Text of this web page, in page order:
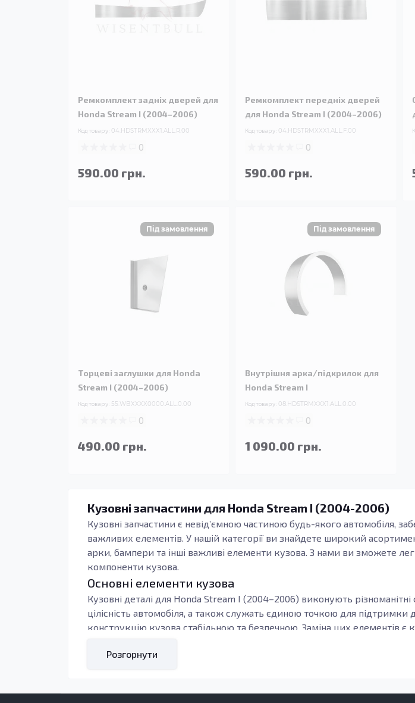
Ремкомплект задніх дверей для
Honda Stream I (2004–2006)
Код товару: 04.HDSTRMXXX1.ALL.R.00
0
590.00 грн.
Ремкомплект передніх дверей
для Honda Stream I (2004–2006)
Код товару: 04.HDSTRMXXX1.ALL.F.00
0
590.00 грн.
Торцеві заглушки для Honda
Stream I (2004–2006)
Код товару: 55.WBXXXX0000.ALL.0.00
0
490.00 грн.
Внутрішня арка/підкрилок для
Honda Stream I
Код товару: 08.HDSTRMXXX1.ALL.0.00
0
1 090.00 грн.
Кузовні запчастини для Honda Stream I (2004-2006)
Кузовні запчастини є невід’ємною частиною будь-якого автомобіля,
важливих елементів. У нашій категорії ви знайдете широкий
арки, бампери та інші важливі елементи кузова. З нами ви зможете
компоненти кузова.
Основні елементи кузова
Кузовні деталі для Honda Stream I (2004–2006) виконують
цілісність автомобіля, а також служать єдиною точкою для
конструкцію кузова стабільною та безпечною. Заміна цих елементів
умовами. Використовуючи якісні кузовні деталі Stream I (2004–2006),
Розгорнути